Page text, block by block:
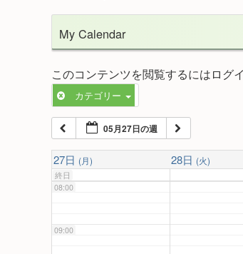
My Calendar
このコンテンツを閲覧するにはログ
カテゴリー
05月27日の週
27日 (月) 28日 (火)
終日
04:00
06:00
08:00
09:00